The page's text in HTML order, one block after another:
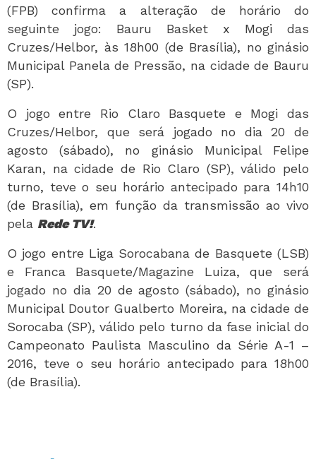
(FPB) confirma a alteração de horário do
seguinte jogo: Bauru Basket x Mogi das
Cruzes/Helbor, às 18h00 (de Brasília), no ginásio
Municipal Panela de Pressão, na cidade de Bauru
(SP).
O jogo entre Rio Claro Basquete e Mogi das
Cruzes/Helbor, que será jogado no dia 20 de
agosto (sábado), no ginásio Municipal Felipe
Karan, na cidade de Rio Claro (SP), válido pelo
turno, teve o seu horário antecipado para 14h10
(de Brasília), em função da transmissão ao vivo
pela Rede TV!.
O jogo entre Liga Sorocabana de Basquete (LSB)
e Franca Basquete/Magazine Luiza, que será
jogado no dia 20 de agosto (sábado), no ginásio
Municipal Doutor Gualberto Moreira, na cidade de
Sorocaba (SP), válido pelo turno da fase inicial do
Campeonato Paulista Masculino da Série A-1 –
2016, teve o seu horário antecipado para 18h00
(de Brasília).